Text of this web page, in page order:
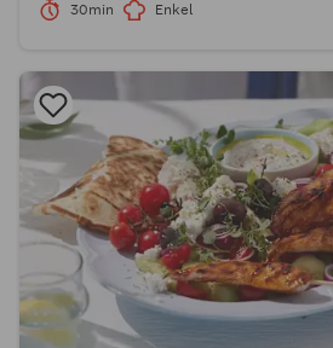
30min Enkel